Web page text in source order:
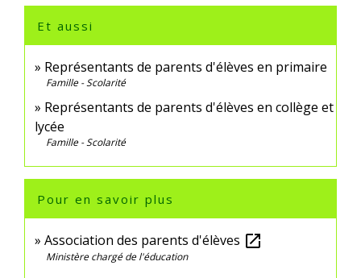
Et aussi
Représentants de parents d'élèves en primaire
Famille - Scolarité
Représentants de parents d'élèves en collège et
lycée
Famille - Scolarité
Pour en savoir plus
Association des parents d'élèves open_in_new
Ministère chargé de l'éducation